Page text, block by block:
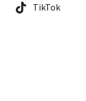
TikTok